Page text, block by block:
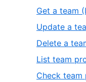
Get a team
Update a
Delete a
List team
Check team